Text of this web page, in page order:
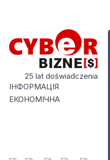
25 lat doświadczenia
ІНФОРМАЦІЯ
ЕКОНОМІЧНА